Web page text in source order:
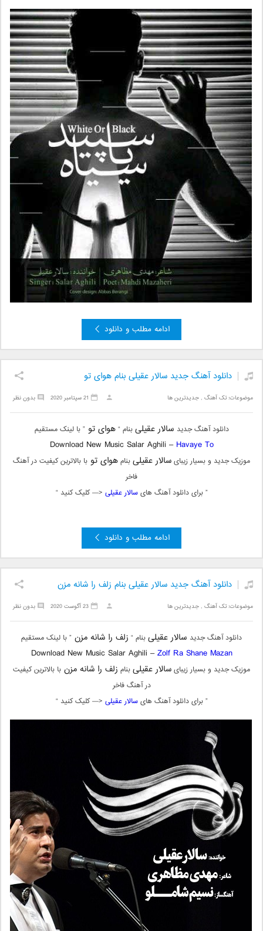
ادامه مطلب و دانلود
دانلود آهنگ جدید سالار عقیلی بنام هوای تو
موضوعات:تک آهنگ ,جدیدترین ها بدون نظر 21 سپتامبر 2020
دانلود آهنگ جدید سالار عقیلیبنام “هوای تو” با لینک مستقیم
Download New Music Salar Aghili – Havaye To
موزیک جدید و بسیار زیبایسالار عقیلیبنامهوای تو با بالاترین کیفیت در آهنگ
فاخر
” برای دانلود آهنگ هایسالار عقیلی <— کلیک کنید “
ادامه مطلب و دانلود
دانلود آهنگ جدید سالار عقیلی بنام زلف را شانه مزن
موضوعات:تک آهنگ ,جدیدترین ها بدون نظر 23 آگوست 2020
دانلود آهنگ جدید سالار عقیلیبنام “ زلف را شانه مزن ” با لینک مستقیم
Download New Music Salar Aghili –Zolf Ra Shane Mazan
موزیک جدید و بسیار زیبایسالار عقیلیبنام زلف را شانه مزن با بالاترین کیفیت
در آهنگ فاخر
” برای دانلود آهنگ هایسالار عقیلی <— کلیک کنید “